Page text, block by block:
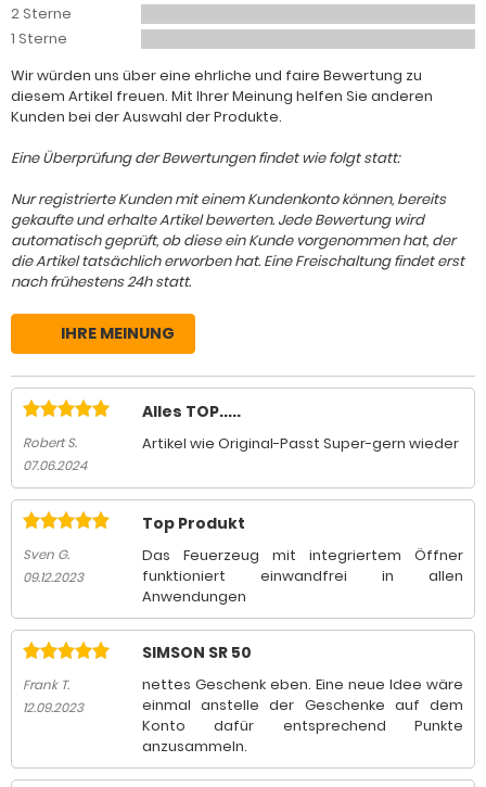
2 Sterne
1 Sterne
Wir würden uns über eine ehrliche und faire Bewertung zu
diesem Artikel freuen. Mit Ihrer Meinung helfen Sie anderen
Kunden bei der Auswahl der Produkte.
Eine Überprüfung der Bewertungen findet wie folgt statt:
Nur registrierte Kunden mit einem Kundenkonto können, bereits
gekaufte und erhalte Artikel bewerten. Jede Bewertung wird
automatisch geprüft, ob diese ein Kunde vorgenommen hat, der
die Artikel tatsächlich erworben hat. Eine Freischaltung findet erst
nach frühestens 24h statt.
IHRE MEINUNG
Robert S.
07.06.2024
Alles TOP.....
Artikel wie Original-Passt Super-gern wieder
Sven G.
09.12.2023
Top Produkt
Das Feuerzeug mit integriertem Öffner
funktioniert einwandfrei in allen
Anwendungen
Frank T.
12.09.2023
SIMSON SR 50
nettes Geschenk eben. Eine neue Idee wäre
einmal anstelle der Geschenke auf dem
Konto dafür entsprechend Punkte
anzusammeln.